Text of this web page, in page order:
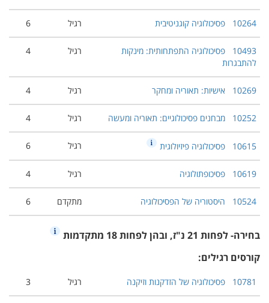
10264 פסיכולוגיה קוגניטיבית רגיל 6
10493 פסיכולוגיה התפתחותית: מינקות
להתבגרות
רגיל 4
10269 אישיות: תאוריה ומחקר רגיל 4
10252 מבחנים פסיכולוגיים: תאוריה ומעשה רגיל 4
10615 פסיכולוגיה פיזיולוגית רגיל 6
10619 פסיכופתולוגיה רגיל 4
10524 היסטוריה של הפסיכולוגיה מתקדם 6
בחירה- לפחות 21 נ"ז, ובהן לפחות 18 מתקדמות
קורסים רגילים:
10781 פסיכולוגיה של הזדקנות וזיקנה רגיל 3